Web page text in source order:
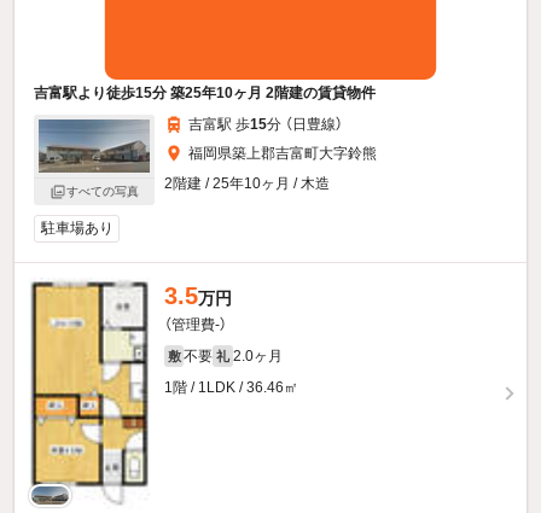
吉富駅より徒歩15分 築25年10ヶ月 2階建の賃貸物件
すべての写真
吉富駅 歩15分 （日豊線）
福岡県築上郡吉富町大字鈴熊
2階建 / 25年10ヶ月 / 木造
駐車場あり
3.5万円
（管理費-）
敷 不要 礼 2.0ヶ月
1階 / 1LDK / 36.46㎡